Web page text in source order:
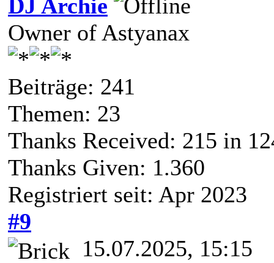
DJ Archie
Owner of Astyanax
Beiträge: 241
Themen: 23
Thanks Received: 215 in
Thanks Given: 1.360
Registriert seit: Apr 2023
#9
15.07.2025, 15:15